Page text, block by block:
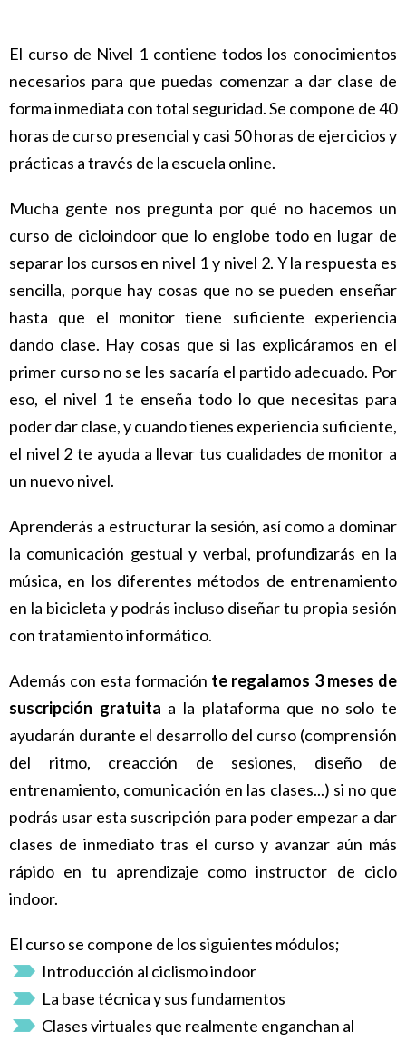
El curso de Nivel 1 contiene todos los conocimientos
necesarios para que puedas comenzar a dar clase de
forma inmediata con total seguridad. Se compone de 40
horas de curso presencial y casi 50 horas de ejercicios y
prácticas a través de la escuela online.
Mucha gente nos pregunta por qué no hacemos un
curso de cicloindoor que lo englobe todo en lugar de
separar los cursos en nivel 1 y nivel 2. Y la respuesta es
sencilla, porque hay cosas que no se pueden enseñar
hasta que el monitor tiene suficiente experiencia
dando clase. Hay cosas que si las explicáramos en el
primer curso no se les sacaría el partido adecuado. Por
eso, el nivel 1 te enseña todo lo que necesitas para
poder dar clase, y cuando tienes experiencia suficiente,
el nivel 2 te ayuda a llevar tus cualidades de monitor a
un nuevo nivel.
Aprenderás a estructurar la sesión, así como a dominar
la comunicación gestual y verbal, profundizarás en la
música, en los diferentes métodos de entrenamiento
en la bicicleta y podrás incluso diseñar tu propia sesión
con tratamiento informático.
Además con esta formación te regalamos 3 meses de
suscripción gratuita a la plataforma que no solo te
ayudarán durante el desarrollo del curso (comprensión
del ritmo, creacción de sesiones, diseño de
entrenamiento, comunicación en las clases...) si no que
podrás usar esta suscripción para poder empezar a dar
clases de inmediato tras el curso y avanzar aún más
rápido en tu aprendizaje como instructor de ciclo
indoor.
El curso se compone de los siguientes módulos;
Introducción al ciclismo indoor
La base técnica y sus fundamentos
Clases virtuales que realmente enganchan al